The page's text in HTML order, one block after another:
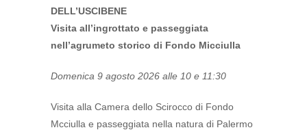
DELL’USCIBENE
Visita all’ingrottato e passeggiata
nell’agrumeto storico di Fondo Micciulla
Domenica 9 agosto 2026 alle 10 e 11:30
Visita alla Camera dello Scirocco di Fondo
Mcciulla e passeggiata nella natura di Palermo